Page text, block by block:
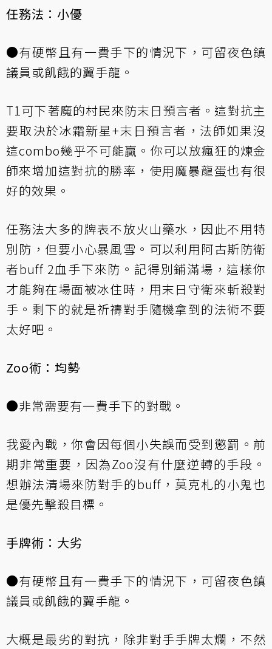
任務法：小優
●有硬幣且有一費手下的情況下，可留夜色鎮
議員或飢餓的翼手龍。
T1可下著魔的村民來防末日預言者。這對抗主
要取決於冰霜新星+末日預言者，法師如果沒
這combo幾乎不可能贏。你可以放瘋狂的煉金
師來增加這對抗的勝率，使用魔暴龍蛋也有很
好的效果。
任務法大多的牌表不放火山藥水，因此不用特
別防，但要小心暴風雪。可以利用阿古斯防衛
者buff 2血手下來防。記得別鋪滿場，這樣你
才能夠在場面被冰住時，用末日守衛來斬殺對
手。剩下的就是祈禱對手隨機拿到的法術不要
太好吧。
Zoo術：均勢
●非常需要有一費手下的對戰。
我愛內戰，你會因每個小失誤而受到懲罰。前
期非常重要，因為Zoo沒有什麼逆轉的手段。
想辦法清場來防對手的buff，莫克札的小鬼也
是優先擊殺目標。
手牌術：大劣
●有硬幣且有一費手下的情況下，可留夜色鎮
議員或飢餓的翼手龍。
大概是最劣的對抗，除非對手手牌太爛，不然